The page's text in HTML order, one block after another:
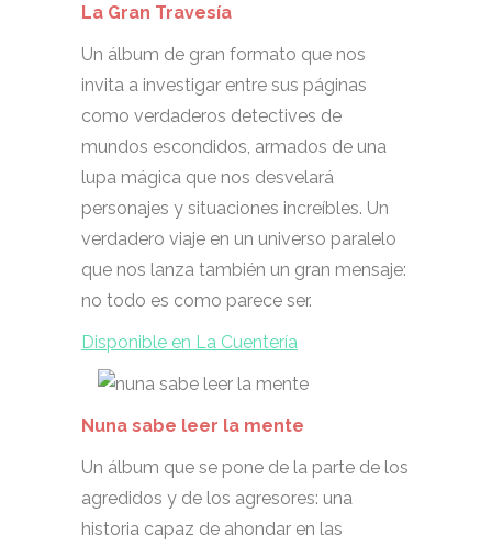
La Gran Travesía
Un álbum de gran formato que nos
invita a investigar entre sus páginas
como verdaderos detectives de
mundos escondidos, armados de una
lupa mágica que nos desvelará
personajes y situaciones increíbles. Un
verdadero viaje en un universo paralelo
que nos lanza también un gran mensaje:
no todo es como parece ser.
Disponible en La Cuentería
Nuna sabe leer la mente
Un álbum que se pone de la parte de los
agredidos y de los agresores: una
historia capaz de ahondar en las